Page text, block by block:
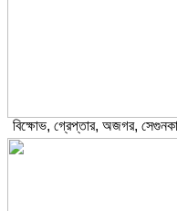
বিক্ষোভ, গ্রেপ্তার, অজগর,